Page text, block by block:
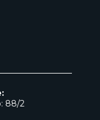
88/2